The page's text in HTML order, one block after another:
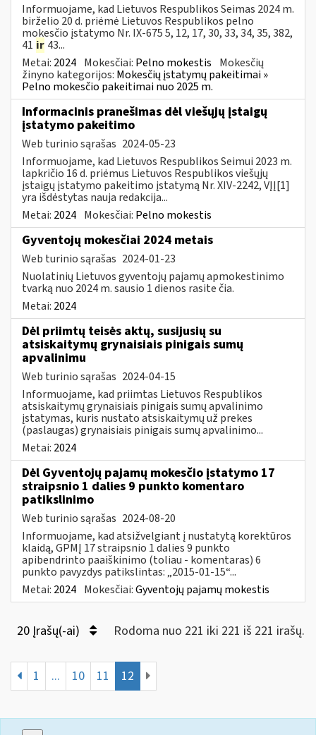
Informuojame, kad Lietuvos Respublikos Seimas 2024 m.
birželio 20 d. priėmė Lietuvos Respublikos pelno
mokesčio įstatymo Nr. IX-675 5, 12, 17, 30, 33, 34, 35, 382,
41 ir 43...
Metai: 2024 Mokesčiai: Pelno mokestis Mokesčių
žinyno kategorijos: Mokesčių įstatymų pakeitimai »
Pelno mokesčio pakeitimai nuo 2025 m.
Informacinis pranešimas dėl viešųjų įstaigų
įstatymo pakeitimo
Web turinio sąrašas 2024-05-23
Informuojame, kad Lietuvos Respublikos Seimui 2023 m.
lapkričio 16 d. priėmus Lietuvos Respublikos viešųjų
įstaigų įstatymo pakeitimo įstatymą Nr. XIV-2242, VĮĮ[1]
yra išdėstytas nauja redakcija...
Metai: 2024 Mokesčiai: Pelno mokestis
Gyventojų mokesčiai 2024 metais
Web turinio sąrašas 2024-01-23
Nuolatinių Lietuvos gyventojų pajamų apmokestinimo
tvarką nuo 2024 m. sausio 1 dienos rasite čia.
Metai: 2024
Dėl priimtų teisės aktų, susijusių su
atsiskaitymų grynaisiais pinigais sumų
apvalinimu
Web turinio sąrašas 2024-04-15
Informuojame, kad priimtas Lietuvos Respublikos
atsiskaitymų grynaisiais pinigais sumų apvalinimo
įstatymas, kuris nustato atsiskaitymų už prekes
(paslaugas) grynaisiais pinigais sumų apvalinimo...
Metai: 2024
Dėl Gyventojų pajamų mokesčio įstatymo 17
straipsnio 1 dalies 9 punkto komentaro
patikslinimo
Web turinio sąrašas 2024-08-20
Informuojame, kad atsižvelgiant į nustatytą korektūros
klaidą, GPMĮ 17 straipsnio 1 dalies 9 punkto
apibendrinto paaiškinimo (toliau - komentaras) 6
punkto pavyzdys patikslintas: „2015-01-15“...
Metai: 2024 Mokesčiai:Gyventojų pajamų mokestis
20 Įrašų(-ai) Rodoma nuo 221 iki 221 iš 221 irašų.
1 ... 10 11 12